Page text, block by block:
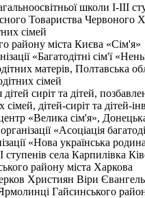
школи І-III
Товариства Червоного
сімей
району міста Києва «Сім'я»
«Багатодітні сім'ї
матерів, Полтавська
сімей
сиріт та дітей,
дітей-сиріт та дітей-
«Велика сім'я»,
«Асоціація
«Нова українська
села Карпилівка
району міста Харкова
Християн Віри
Гайсинського